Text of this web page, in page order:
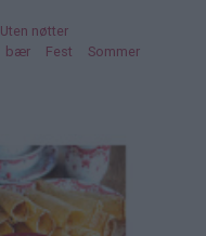
Uten nøtter
bær Fest
Sommer